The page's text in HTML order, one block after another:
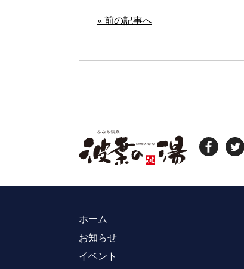
« 前の記事へ
ホーム
お知らせ
イベント